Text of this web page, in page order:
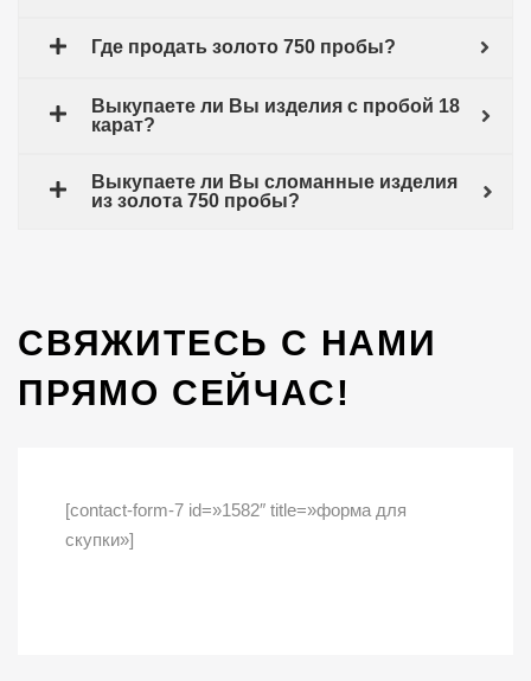
Где продать золото 750 пробы?
Выкупаете ли Вы изделия с пробой 18
карат?
Выкупаете ли Вы сломанные изделия
из золота 750 пробы?
СВЯЖИТЕСЬ С НАМИ
ПРЯМО СЕЙЧАС!
[contact-form-7 id=»1582″ title=»форма для
скупки»]